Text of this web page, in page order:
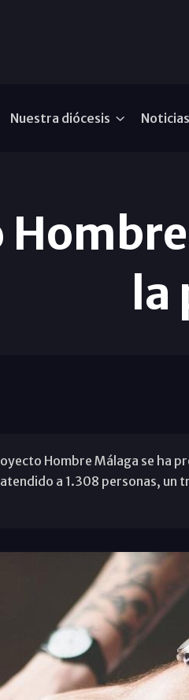
Nuestra diócesis Noticias
la
Hombre Málaga se ha
atendido a 1.308 personas,